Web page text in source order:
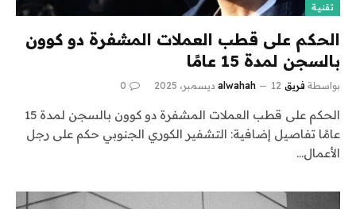
تقنية
الحكم على قطب العملات المشفرة دو كوون
بالسجن لمدة 15 عامًا
بواسطة فريق alwahah 12 ديسمبر، 2025 0
الحكم على قطب العملات المشفرة دو كوون بالسجن لمدة 15
عامًا تفاصيل إضافية: التشفير الكوري الجنوبي حكم على رجل
الأعمال…